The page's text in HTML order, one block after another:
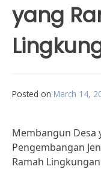
yang
Posted on March 14,
Membangun Desa
Pengembangan
Ramah Lingkungan